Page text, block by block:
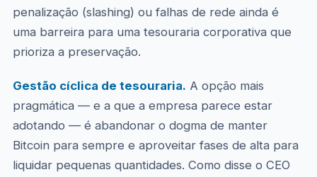
penalização (slashing) ou falhas de rede ainda é
uma barreira para uma tesouraria corporativa que
prioriza a preservação.
Gestão cíclica de tesouraria. A opção mais
pragmática — e a que a empresa parece estar
adotando — é abandonar o dogma de manter
Bitcoin para sempre e aproveitar fases de alta para
liquidar pequenas quantidades. Como disse o CEO